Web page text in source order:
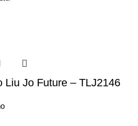
Liu Jo Future – TLJ2146